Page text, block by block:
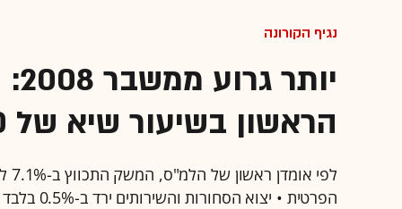
נגיף הקורונה
הראשון בשיעור שיא של 20 שנה
הפרטית • יצוא הסחורות והשירותים ירד ב-0.5% בלבד • שיא הפגיעה עוד לפנינו